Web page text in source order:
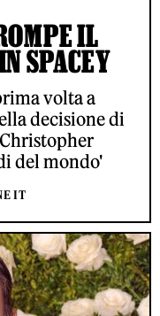
IL
SPACEY
volta a
decisione di
del mondo'
IT